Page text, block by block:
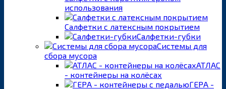
использования
Салфетки с латексным покрытием
Салфетки-губки
Системы для
сбора мусора
АТЛАС
- контейнеры на колёсах
ГЕРА -